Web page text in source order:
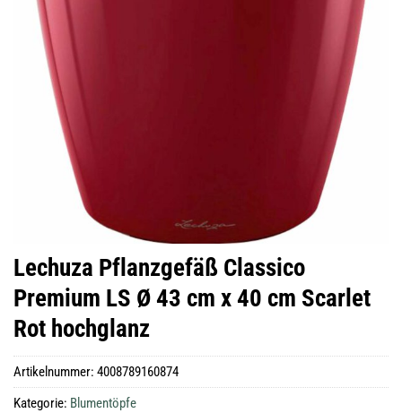
Lechuza Pflanzgefäß Classico
Premium LS Ø 43 cm x 40 cm Scarlet
Rot hochglanz
Artikelnummer: 4008789160874
Kategorie: Blumentöpfe